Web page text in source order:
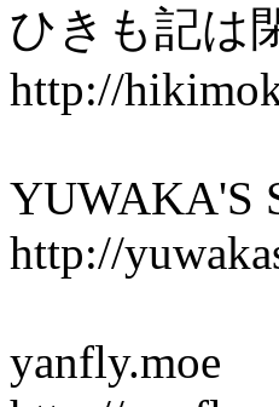
ひきも
http://
YUWAKA'S
http://
yanfly.moe